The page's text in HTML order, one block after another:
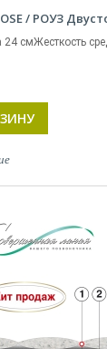
/ РОУЗ
смЖесткость